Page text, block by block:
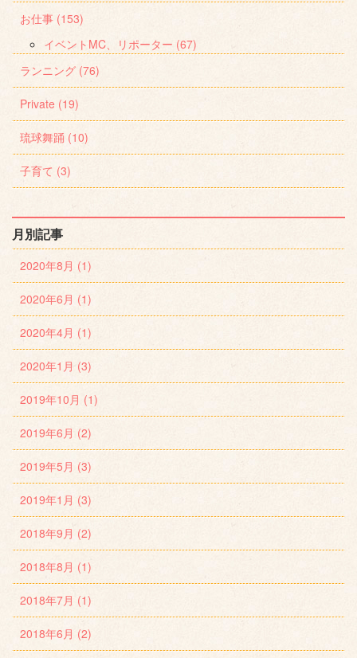
お仕事 (153)
イベントMC、リポーター (67)
ランニング (76)
Private (19)
琉球舞踊 (10)
子育て (3)
月別記事
2020年8月 (1)
2020年6月 (1)
2020年4月 (1)
2020年1月 (3)
2019年10月 (1)
2019年6月 (2)
2019年5月 (3)
2019年1月 (3)
2018年9月 (2)
2018年8月 (1)
2018年7月 (1)
2018年6月 (2)